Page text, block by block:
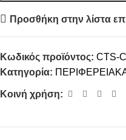
Προσθήκη στην λίστα
Κωδικός προϊόντος: CTS-
Κατηγορία:
Κοινή χρήση: